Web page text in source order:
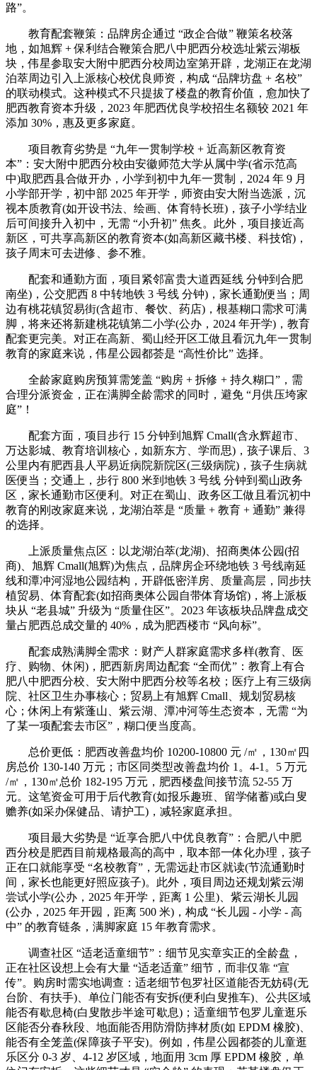
路”。
教育配套鞭策：品牌房企通过 “政企合做” 鞭策名校落
地，如旭辉 + 保利结合鞭策合肥八中肥西分校选址紫云湖板
块，伟星参取安大附中肥西分校周边室第开辟，龙湖正在龙湖
泊萃周边引入上派核心校优良师资，构成 “品牌坊盘 + 名校”
的联动模式。这种模式不只提拔了楼盘的教育价值，愈加快了
肥西教育资本升级，2023 年肥西优良学校招生名额较 2021 年
添加 30%，惠及更多家庭。
项目教育劣势是 “九年一贯制学校 + 近高新区教育资
本”：安大附中肥西分校由安徽师范大学从属中学(省示范高
中)取肥西县合做开办，小学到初中九年一贯制，2024 年 9 月
小学部开学，初中部 2025 年开学，师资由安大附当选派，沉
视本质教育(如开设书法、绘画、体育特长班)，孩子小学结业
后可间接升入初中，无需 “小升初” 焦炙。此外，项目接近高
新区，可共享高新区的教育资本(如高新区藏书楼、科技馆)，
孩子周末可去进修、参不雅。
配套和通勤方面，项目紧邻富贵大道西延线 分钟到合肥
南坐)，公交肥西 8 中转地铁 3 号线 分钟)，家长通勤便当；周
边有桃花镇贸易街(含超市、餐饮、药店)，根基糊口需求可满
脚，将来还将新建桃花镇第二小学(公办，2024 年开学)，教育
配套更完美。对正在高新、蜀山经开区工做且看沉九年一贯制
教育的家庭来说，伟星公园都荟是 “高性价比” 选择。
全龄家庭购房预算需笼盖 “购房 + 拆修 + 持久糊口”，需
合理分派资金，正在满脚全龄需求的同时，避免 “月供压垮家
庭”！
配套方面，项目步行 15 分钟到旭辉 Cmall(含永辉超市、
万达影城、教育培训核心，如新东方、学而思)，孩子课后、3
公里内有肥西县人平易近病院新院区(三级病院)，孩子生病就
医便当；交通上，步行 800 米到地铁 3 号线 分钟到蜀山政务
区，家长通勤市区便利。对正在蜀山、政务区工做且看沉初中
教育的刚改家庭来说，龙湖泊萃是 “质量 + 教育 + 通勤” 兼得
的选择。
上派质量焦点区：以龙湖泊萃(龙湖)、招商奥体公园(招
商)、旭辉 Cmall(旭辉)为焦点，品牌房企环绕地铁 3 号线南延
线和潭冲河湿地公园结构，开辟低密洋房、质量高层，同步扶
植贸易、体育配套(如招商奥体公园自带体育场馆)，将上派板
块从 “老县城” 升级为 “质量住区”。2023 年该板块品牌盘成交
量占肥西总成交量的 40%，成为肥西楼市 “风向标”。
配套成熟满脚全需求：财产人群家庭需求多样(教育、医
疗、购物、休闲)，肥西新房周边配套 “全而优”：教育上有合
肥八中肥西分校、安大附中肥西分校等名校；医疗上有三级病
院、社区卫生办事核心；贸易上有旭辉 Cmall、规划贸易核
心；休闲上有紫蓬山、紫云湖、潭冲河等生态资本，无需 “为
了某一项配套去市区”，糊口便当度高。
总价更低：肥西改善盘均价 10200-10800 元 /㎡，130㎡四
房总价 130-140 万元；市区同类型改善盘均价 1。4-1。5 万元
/㎡，130㎡总价 182-195 万元，肥西楼盘间接节流 52-55 万
元。这笔资金可用于后代教育(如报乐趣班、留学储蓄)或白叟
赡养(如采办保健品、请护工)，减轻家庭承担。
项目最大劣势是 “近享合肥八中优良教育”：合肥八中肥
西分校是肥西目前规格最高的高中，取本部一体化办理，孩子
正在口就能享受 “名校教育”，无需远赴市区就读(节流通勤时
间，家长也能更好照应孩子)。此外，项目周边还规划紫云湖
尝试小学(公办，2025 年开学，距离 1 公里)、紫云湖长儿园
(公办，2025 年开园，距离 500 米)，构成 “长儿园 - 小学 - 高
中” 的教育链条，满脚家庭 15 年教育需求。
调查社区 “适老适童细节”：细节见实章实正的全龄盘，
正在社区设想上会有大量 “适老适童” 细节，而非仅靠 “宣
传”。购房时需实地调查：适老细节包罗社区道能否无妨碍(无
台阶、有扶手)、单位门能否有安拆(便利白叟推车)、公共区域
能否有歇息椅(白叟散步半途可歇息)；适童细节包罗儿童逛乐
区能否分春秋段、地面能否用防滑防摔材质(如 EPDM 橡胶)、
能否有全笼盖(保障孩子平安)。例如，伟星公园都荟的儿童逛
乐区分 0-3 岁、4-12 岁区域，地面用 3cm 厚 EPDM 橡胶，单